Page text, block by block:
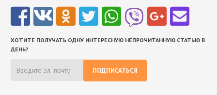
ХОТИТЕ ПОЛУЧАТЬ ОДНУ ИНТЕРЕСНУЮ НЕПРОЧИТАННУЮ СТАТЬЮ В
ДЕНЬ?
ПОДПИСАТЬСЯ